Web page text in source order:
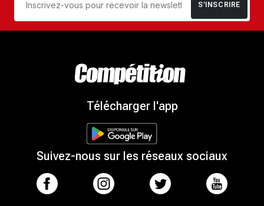
S’INSCRIRE
Télécharger l'app
Suivez-nous sur les réseaux sociaux